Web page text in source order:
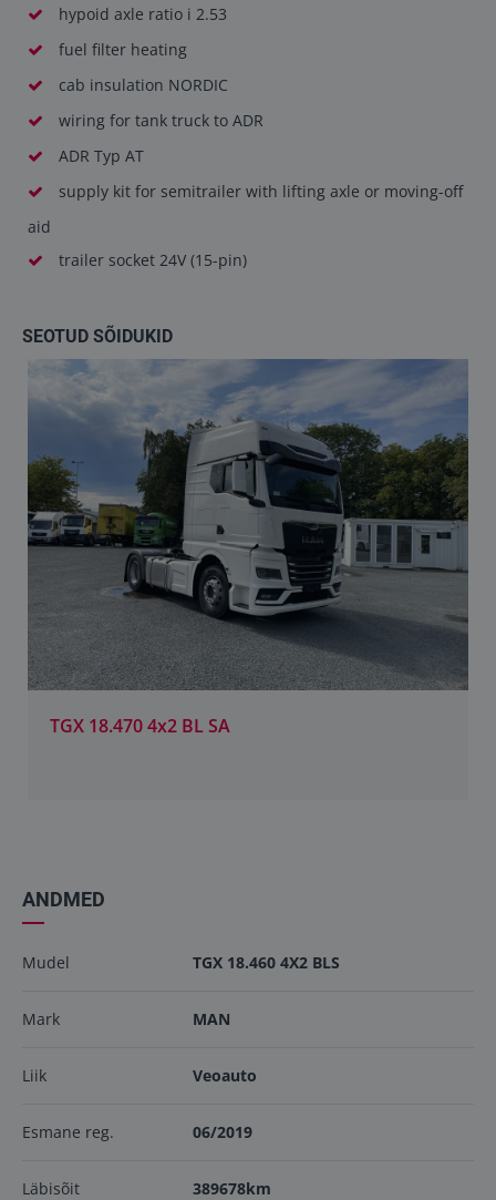
hypoid axle ratio i 2.53
fuel filter heating
cab insulation NORDIC
wiring for tank truck to ADR
ADR Typ AT
supply kit for semitrailer with lifting axle or moving-off
aid
trailer socket 24V (15-pin)
SEOTUD SÕIDUKID
TGX 18.470 4x2 BL SA
ANDMED
Mudel TGX 18.460 4X2 BLS
Mark MAN
Liik Veoauto
Esmane reg. 06/2019
Läbisõit 389678km